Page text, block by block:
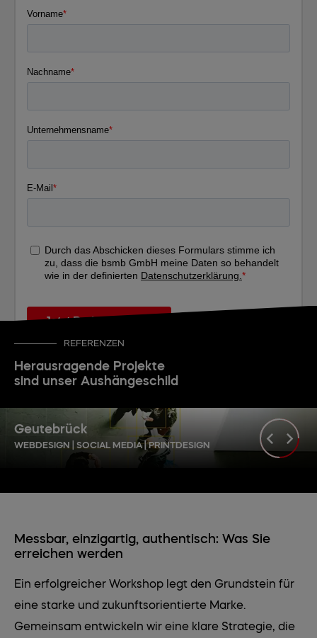
REFERENZEN
Herausragende Projekte
sind unser Aushängeschild
Geutebrück
WEBDESIGN | SOCIAL MEDIA | PRINTDESIGN
Messbar, einzigartig, authentisch: Was Sie
erreichen werden
Ein erfolgreicher Workshop legt den Grundstein für
eine starke und zukunftsorientierte Marke.
Gemeinsam entwickeln wir eine klare Strategie, die